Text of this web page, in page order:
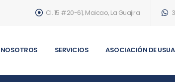
Cl. 15 #20-61, Maicao, La Guajira
NOSOTROS SERVICIOS ASOCIACIÓN DE